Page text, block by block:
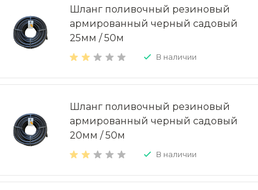
Шланг поливочный резиновый
армированный черный садовый
25мм / 50м
В наличии
Шланг поливочный резиновый
армированный черный садовый
20мм / 50м
В наличии